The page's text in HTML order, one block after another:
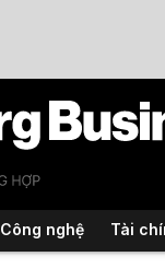
Công nghệ Tài